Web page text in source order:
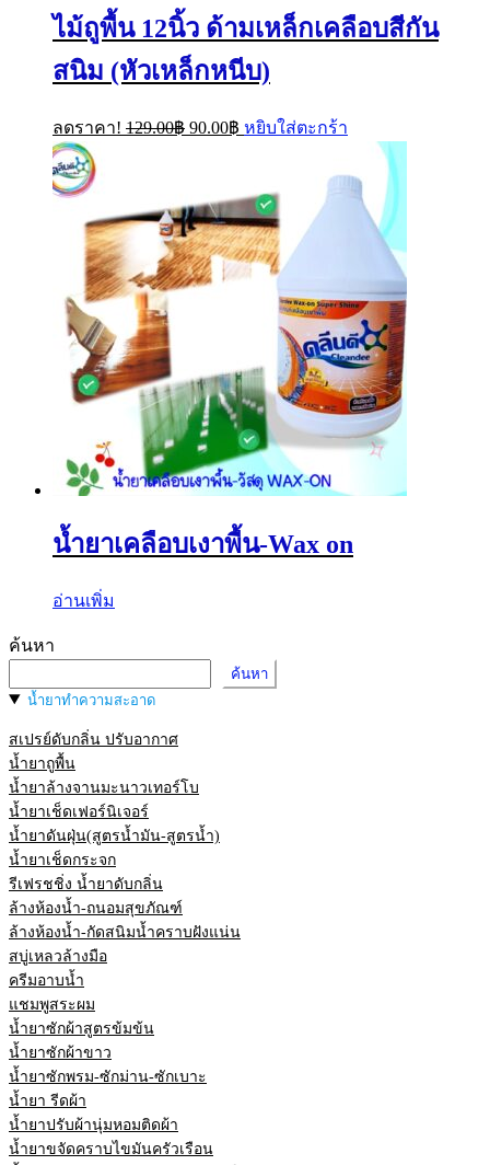
ไม้ถูพื้น 12นิ้ว ด้ามเหล็กเคลือบสีกัน
สนิม (หัวเหล็กหนีบ)
ลดราคา! 129.00฿ Original
price
90.00฿ Current
price
หยิบใส่ตะกร้า
น้ำยาเคลือบเงาพื้น-Wax on
อ่านเพิ่ม
ค้นหา
ค้นหา
น้ำยาทำความสะอาด
สเปรย์ดับกลิ่น ปรับอากาศ
น้ำยาถูพื้น
น้ำยาล้างจานมะนาวเทอร์โบ
น้ำยาเช็ดเฟอร์นิเจอร์
น้ำยาดันฝุ่น(สูตรน้ำมัน-สูตรน้ำ)
น้ำยาเช็ดกระจก
รีเฟรชชิ่ง น้ำยาดับกลิ่น
ล้างห้องน้ำ-ถนอมสุขภัณฑ์
ล้างห้องน้ำ-กัดสนิมน้ำคราบฝังแน่น
สบู่เหลวล้างมือ
ครีมอาบน้ำ
แชมพูสระผม
น้ำยาซักผ้าสูตรข้มข้น
น้ำยาซักผ้าขาว
น้ำยาซักพรม-ซักม่าน-ซักเบาะ
น้ำยา รีดผ้า
น้ำยาปรับผ้านุ่มหอมติดผ้า
น้ำยาขจัดคราบไขมันครัวเรือน